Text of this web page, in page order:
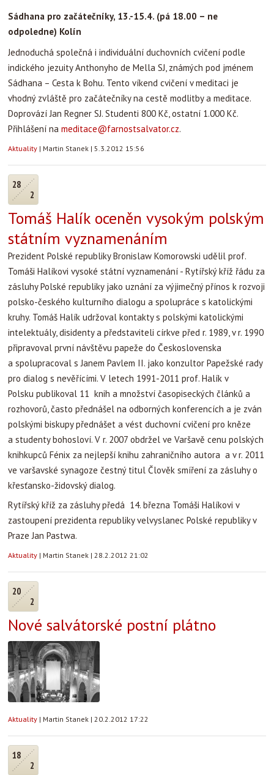
Sádhana pro začátečníky, 13.-15.4. (pá 18.00 – ne
odpoledne) Kolín
Jednoduchá společná i individuální duchovních cvičení podle
indického jezuity Anthonyho de Mella SJ, známých pod jménem
Sádhana – Cesta k Bohu. Tento víkend cvičení v meditaci je
vhodný zvláště pro začátečníky na cestě modlitby a meditace.
Doprovází Jan Regner SJ. Studenti 800 Kč, ostatní 1.000 Kč.
Přihlášení na meditace@farnostsalvator.cz.
Aktuality | Martin Stanek | 5.3.2012 15:56
28
2
Tomáš Halík oceněn vysokým polským
státním vyznamenáním
Prezident Polské republiky Bronislaw Komorowski udělil prof.
Tomáši Halíkovi vysoké státní vyznamenání - Rytířský kříž řádu za
zásluhy Polské republiky jako uznání za výjimečný přínos k rozvoji
polsko-českého kulturního dialogu a spolupráce s katolickými
kruhy. Tomáš Halík udržoval kontakty s polskými katolickými
intelektuály, disidenty a představiteli církve před r. 1989, v r. 1990
připravoval první návštěvu papeže do Československa
a spolupracoval s Janem Pavlem II. jako konzultor Papežské rady
pro dialog s nevěřícími. V letech 1991-2011 prof. Halík v
Polsku publikoval 11 knih a množství časopiseckých článků a
rozhovorů, často přednášel na odborných konferencích a je zván
polskými biskupy přednášet a vést duchovní cvičení pro kněze
a studenty bohosloví. V r. 2007 obdržel ve Varšavě cenu polských
knihkupců Fénix za nejlepší knihu zahraničního autora a v r. 2011
ve varšavské synagoze čestný titul Člověk smíření za zásluhy o
křesťansko-židovský dialog.
Rytířský kříž za zásluhy předá 14. března Tomáši Halíkovi v
zastoupení prezidenta republiky velvyslanec Polské republiky v
Praze Jan Pastwa.
Aktuality | Martin Stanek | 28.2.2012 21:02
20
2
Nové salvátorské postní plátno
Aktuality | Martin Stanek | 20.2.2012 17:22
18
2